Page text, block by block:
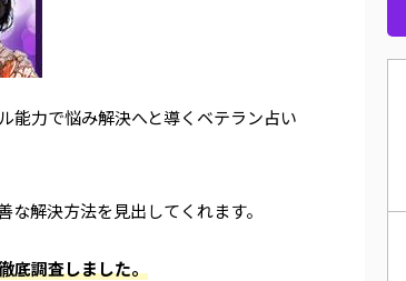
能力で悩み解決へと導くベテラン占い
解決方法を見出してくれます。
底調査しました。